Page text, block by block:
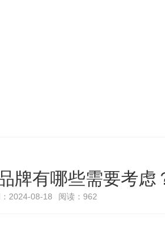
牌有哪些需要考虑
2024-08-18 阅读：962